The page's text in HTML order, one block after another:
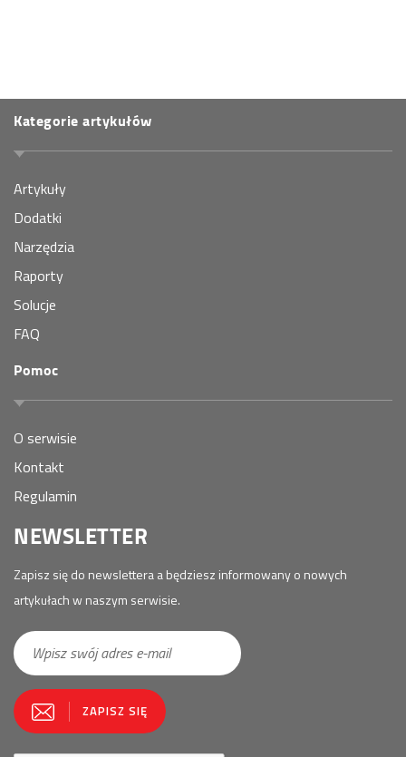
Kategorie artykułów
Artykuły
Dodatki
Narzędzia
Raporty
Solucje
FAQ
Pomoc
O serwisie
Kontakt
Regulamin
NEWSLETTER
Zapisz się do newslettera a będziesz informowany o nowych
artykułach w naszym serwisie.
E-
mail
ZAPISZ SIĘ